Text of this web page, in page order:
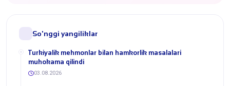
So'nggi yangiliklar
Turkiyalik mehmonlar bilan hamkorlik masalalari
muhokama qilindi
03.08.2026